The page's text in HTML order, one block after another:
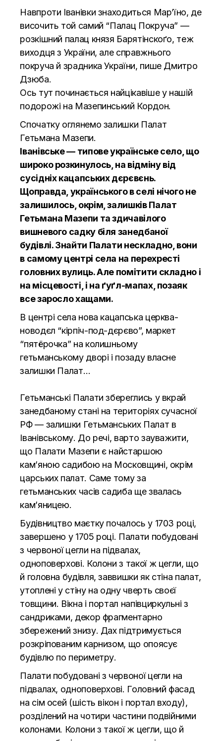
Навпроти Іванівки знаходиться Мар’їно, де
височить той самий “Палац Покруча” —
розкішний палац князя Барятінскоґо, теж
виходця з України, але справжнього
покруча й зрадника України, пише Дмитро
Дзюба.
Ось тут починається найцікавіше у нашій
подорожі на Мазепинський Кордон.
Спочатку оглянемо залишки Палат
Гетьмана Мазепи.
Іванівське — типове українське село, що
широко розкинулось, на відміну від
сусідніх кацапських дєрєвєнь.
Щоправда, українського в селі нічого не
залишилось, окрім, залишків Палат
Гетьмана Мазепи та здичавілого
вишневого садку біля занедбаної
будівлі. Знайти Палати нескладно, вони
в самому центрі села на перехресті
головних вулиць. Але помітити складно і
на місцевості, і на ґуґл-мапах, позаяк
все заросло хащами.
В центрі села нова кацапська церква-
новодєл “кірпіч-под-дєрєво”, маркет
“пятёрочка” на колишньому
гетьманському дворі і позаду власне
залишки Палат…
Гетьманські Палати збереглись у вкрай
занедбаному стані на територіях сучасної
РФ — залишки Гетьманських Палат в
Іванівському. До речі, варто зауважити,
що Палати Мазепи є найстаршою
кам’яною садибою на Московщині, окрім
царських палат. Саме тому за
гетьманських часів садиба ще звалась
кам’яницею.
Будівництво маєтку почалось у 1703 році,
завершено у 1705 році. Палати побудовані
з червоної цегли на підвалах,
одноповерхові. Колони з такої ж цегли, що
й головна будівля, заввишки як стіна палат,
утоплені у стіну на одну чверть своєї
товщини. Вікна і портал напівциркульні з
сандриками, декор фрагментарно
збережений знизу. Дах підтримується
розкріпованим карнизом, що опоясує
будівлю по периметру.
Палати побудовані з червоної цегли на
підвалах, одноповерхові. Головний фасад
на сім осей (шість вікон і портал входу),
розділений на чотири частини подвійними
колонами. Колони з такої ж цегли, що й